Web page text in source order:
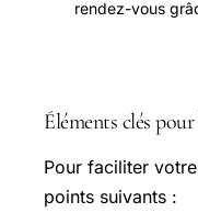
rendez-vous
Éléments clés
Pour faciliter
points suivants :